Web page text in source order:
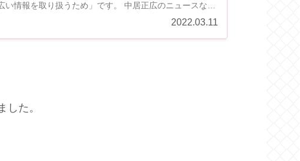
い情報を取り扱うため」です。 中居正広のニュースな会
2022.03.11
した。